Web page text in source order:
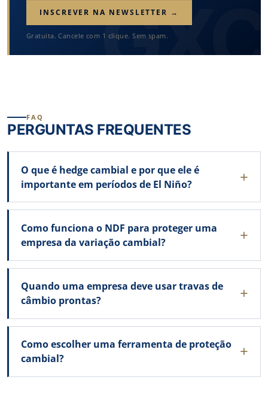
INSCREVER NA NEWSLETTER →
Gratuita. Cancele com 1 clique. Sem spam.
FAQ
PERGUNTAS FREQUENTES
O que é hedge cambial e por que ele é
importante em períodos de El Niño?
Como funciona o NDF para proteger uma
empresa da variação cambial?
Quando uma empresa deve usar travas de
câmbio prontas?
Como escolher uma ferramenta de proteção
cambial?